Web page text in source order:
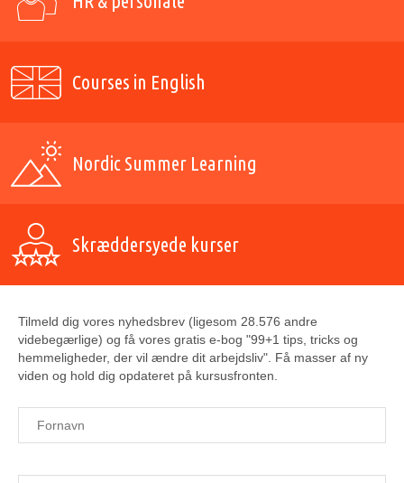
Courses in English
Nordic Summer Learning
Skræddersyede kurser
Tilmeld dig vores nyhedsbrev (ligesom 28.576 andre
videbegærlige) og få vores gratis e-bog "99+1 tips, tricks og
hemmeligheder, der vil ændre dit arbejdsliv". Få masser af ny
viden og hold dig opdateret på kursusfronten.